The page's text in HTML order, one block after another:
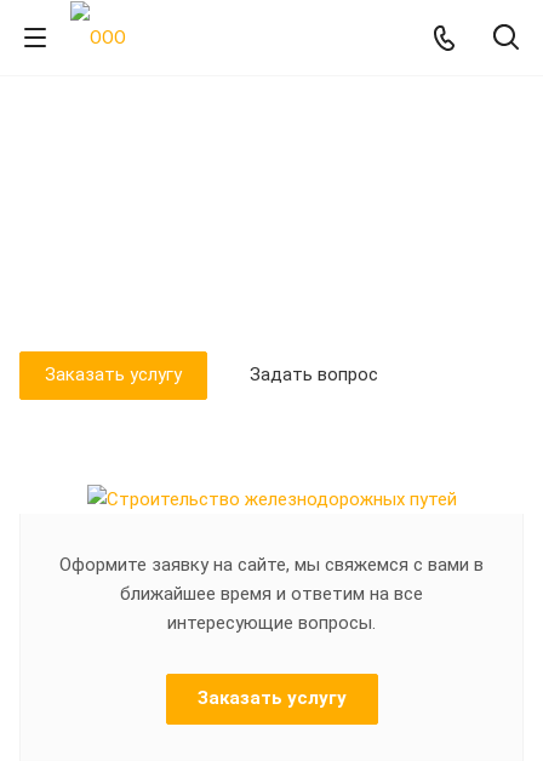
Заказать услугу Задать вопрос
Оформите заявку на сайте, мы свяжемся с вами в
ближайшее время и ответим на все
интересующие вопросы.
Заказать услугу